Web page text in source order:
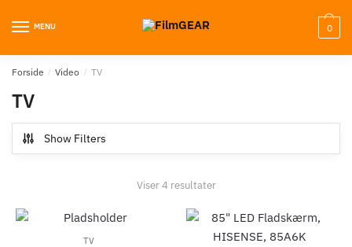
MENU 0
Forside / Video / TV
TV
Show Filters
Viser 4 resultater
TV